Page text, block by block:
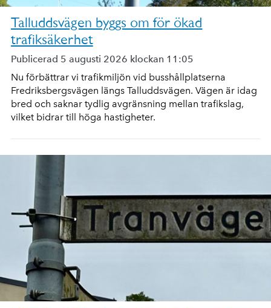
Talluddsvägen byggs om för ökad
trafiksäkerhet
Publicerad 5 augusti 2026 klockan 11:05
Nu förbättrar vi trafikmiljön vid busshållplatserna
Fredriksbergsvägen längs Talluddsvägen. Vägen är idag
bred och saknar tydlig avgränsning mellan trafikslag,
vilket bidrar till höga hastigheter.